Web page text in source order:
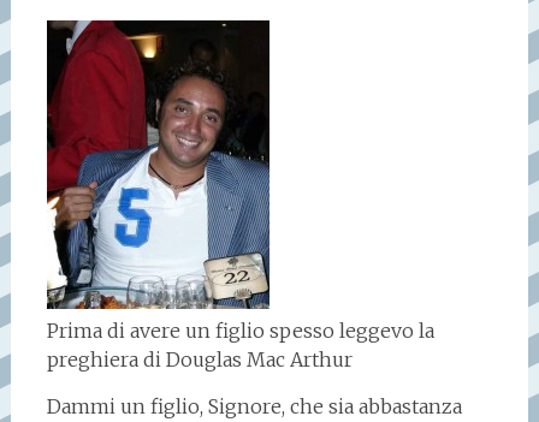
Prima di avere un figlio spesso leggevo la
preghiera di Douglas Mac Arthur
Dammi un figlio, Signore, che sia abbastanza